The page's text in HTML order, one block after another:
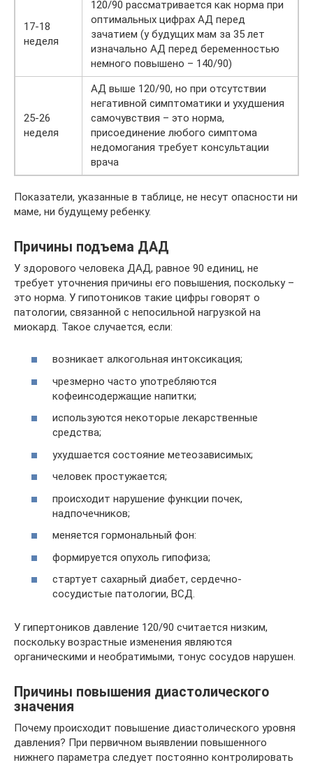
17-18
неделя
120/90 рассматривается как норма при
оптимальных цифрах АД перед
зачатием (у будущих мам за 35 лет
изначально АД перед беременностью
немного повышено – 140/90)
25-26
неделя
АД выше 120/90, но при отсутствии
негативной симптоматики и ухудшения
самочувствия – это норма,
присоединение любого симптома
недомогания требует консультации
врача
Показатели, указанные в таблице, не несут опасности ни
маме, ни будущему ребенку.
Причины подъема ДАД
У здорового человека ДАД, равное 90 единиц, не
требует уточнения причины его повышения, поскольку –
это норма. У гипотоников такие цифры говорят о
патологии, связанной с непосильной нагрузкой на
миокард. Такое случается, если:
возникает алкогольная интоксикация;
чрезмерно часто употребляются
кофеинсодержащие напитки;
используются некоторые лекарственные
средства;
ухудшается состояние метеозависимых;
человек простужается;
происходит нарушение функции почек,
надпочечников;
меняется гормональный фон:
формируется опухоль гипофиза;
стартует сахарный диабет, сердечно-
сосудистые патологии, ВСД.
У гипертоников давление 120/90 считается низким,
поскольку возрастные изменения являются
органическими и необратимыми, тонус сосудов нарушен.
Причины повышения диастолического
значения
Почему происходит повышение диастолического уровня
давления? При первичном выявлении повышенного
нижнего параметра следует постоянно контролировать